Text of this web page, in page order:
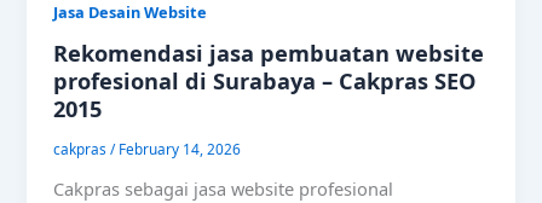
Jasa Desain Website
Rekomendasi jasa pembuatan website
profesional di Surabaya – Cakpras SEO
2015
cakpras/February 14, 2026
Cakpras sebagai jasa website profesional